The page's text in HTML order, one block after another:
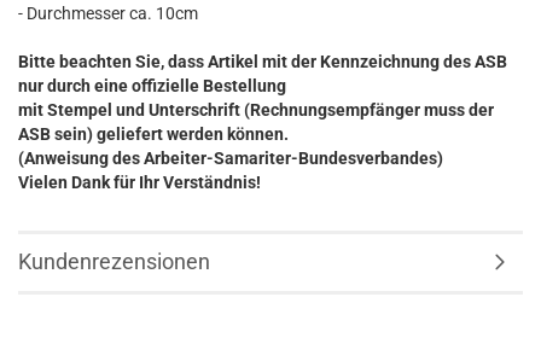
- Durchmesser ca. 10cm
Bitte beachten Sie, dass Artikel mit der Kennzeichnung des ASB
nur durch eine offizielle Bestellung
mit Stempel und Unterschrift (Rechnungsempfänger muss der
ASB sein) geliefert werden können.
(Anweisung des Arbeiter-Samariter-Bundesverbandes)
Vielen Dank für Ihr Verständnis!
Kundenrezensionen